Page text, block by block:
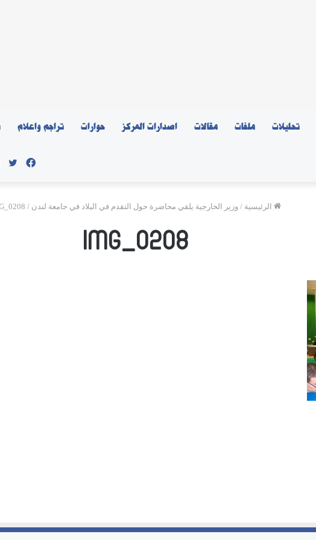
تحليلات ملفات مقالات اصدارات المركز حوارات تراجم واعلام
الرئيسية / وزير الخارجية يلقي محاضرة حول التقدم في البلاد في جامعة لندن /
IMG_0208